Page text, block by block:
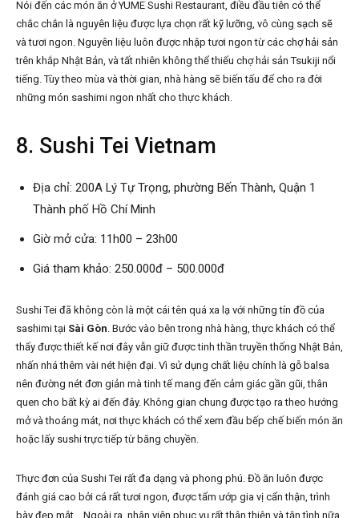
Nói đến các món ăn ở YUME Sushi Restaurant, điều đầu tiên có thể
chắc chắn là nguyên liệu được lựa chọn rất kỹ lưỡng, vô cùng sạch sẽ
và tươi ngon. Nguyên liệu luôn được nhập tươi ngon từ các chợ hải sản
trên khắp Nhật Bản, và tất nhiên không thể thiếu chợ hải sản Tsukiji nổi
tiếng. Tùy theo mùa và thời gian, nhà hàng sẽ biến tấu để cho ra đời
những món sashimi ngon nhất cho thực khách.
8. Sushi Tei Vietnam
Địa chỉ: 200A Lý Tự Trọng, phường Bến Thành, Quận 1
Thành phố Hồ Chí Minh
Giờ mở cửa: 11h00 – 23h00
Giá tham khảo: 250.000đ – 500.000đ
Sushi Tei đã không còn là một cái tên quá xa lạ với những tín đồ của
sashimi tại Sài Gòn . Bước vào bên trong nhà hàng, thực khách có thể
thấy được thiết kế nơi đây vẫn giữ được tinh thần truyền thống Nhật Bản,
nhấn nhá thêm vài nét hiện đại. Vì sử dụng chất liệu chính là gỗ balsa
nên đường nét đơn giản mà tinh tế mang đến cảm giác gần gũi, thân
quen cho bất kỳ ai đến đây. Không gian chung được tạo ra theo hướng
mở và thoáng mát, nơi thực khách có thể xem đầu bếp chế biến món ăn
hoặc lấy sushi trực tiếp từ băng chuyền.
Thực đơn của Sushi Tei rất đa dạng và phong phú. Đồ ăn luôn được
đánh giá cao bởi cá rất tươi ngon, được tẩm ướp gia vị cẩn thận, trình
bày đẹp mắt… Ngoài ra, nhân viên phục vụ rất thân thiện và tận tình nữa.